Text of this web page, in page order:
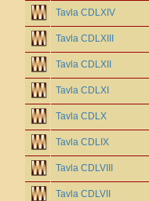
Tavla CDLXIV
Tavla CDLXIII
Tavla CDLXII
Tavla CDLXI
Tavla CDLX
Tavla CDLIX
Tavla CDLVIII
Tavla CDLVII